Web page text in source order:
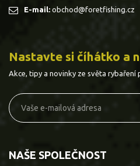
E-mail: obchod@foretfishing.cz
Nastavte si číhátko a
Akce, tipy a novinky ze světa rybaření
NAŠE SPOLEČNOST